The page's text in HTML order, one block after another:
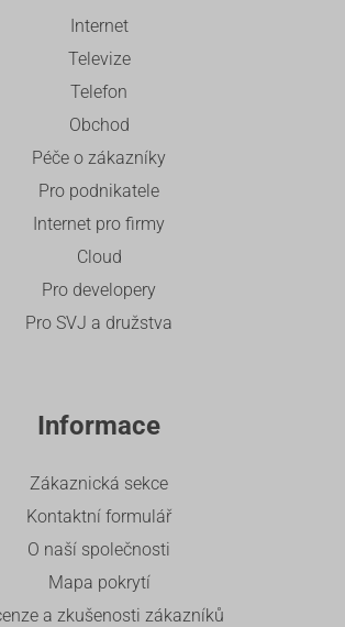
Internet
Televize
Telefon
Obchod
Péče o zákazníky
Pro podnikatele
Internet pro firmy
Cloud
Pro developery
Pro SVJ a družstva
Informace
Zákaznická sekce
Kontaktní formulář
O naší společnosti
Mapa pokrytí
a zkušenosti zákazníků